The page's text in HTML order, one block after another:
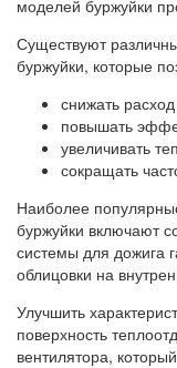
моделей буржуйки
Существуют
буржуйки, которые
снижать
повышать
увеличивать
сокращать
Наиболее
буржуйки включают
системы для дожига
облицовки на
Улучшить
поверхность
вентилятора,